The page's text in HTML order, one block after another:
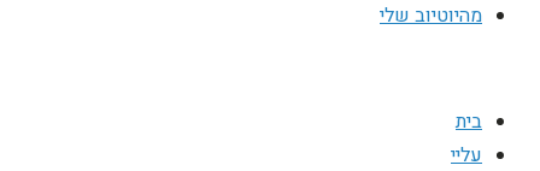
מהיוטיוב שלי
בית
עליי